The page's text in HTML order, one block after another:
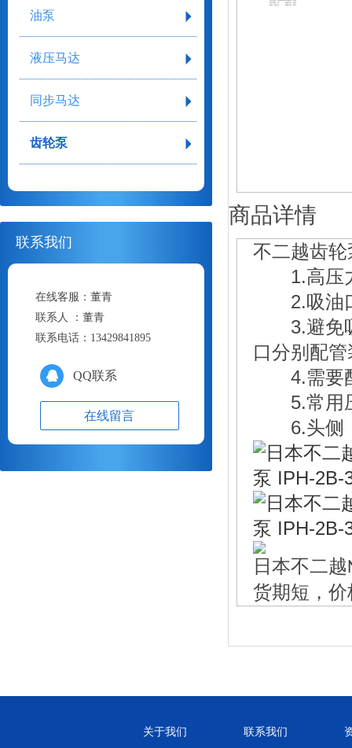
油泵
液压马达
同步马达
齿轮泵
联系我们
在线客服：董青
联系人 ：董青
联系电话： 13429841895
QQ联系
在线留言
商品详情
不二越齿
1.高压力
2.吸油口
3.避免吸
口分别配
4.需要配
5.常用压
6.头侧，
日本不二越
货期短，
关于我们 联系我们